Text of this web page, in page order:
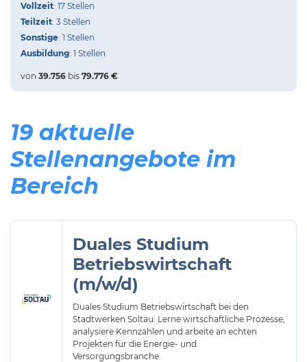
Vollzeit: 17 Stellen
Teilzeit: 3 Stellen
Sonstige: 1 Stellen
Ausbildung: 1 Stellen
von 39.756 bis 79.776 €
19 aktuelle
Stellenangebote im
Bereich
Duales Studium
Betriebswirtschaft
(m/w/d)
Duales Studium Betriebswirtschaft bei den
Stadtwerken Soltau: Lerne wirtschaftliche Prozesse,
analysiere Kennzahlen und arbeite an echten
Projekten für die Energie- und
Versorgungsbranche.